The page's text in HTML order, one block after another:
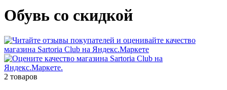
Обувь со скидкой
2 товаров